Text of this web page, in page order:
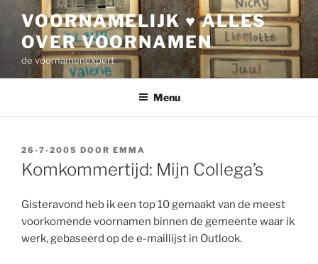
inhoud
VOORNAMELIJK ♥ ALLES
OVER VOORNAMEN
de voornamenexpert
Menu
GEPLAATST
OP
26-7-2005 DOOR EMMA
Komkommertijd: Mijn Collega’s
Gisteravond heb ik een top 10 gemaakt van de meest
voorkomende voornamen binnen de gemeente waar ik
werk, gebaseerd op de e-maillijst in Outlook.